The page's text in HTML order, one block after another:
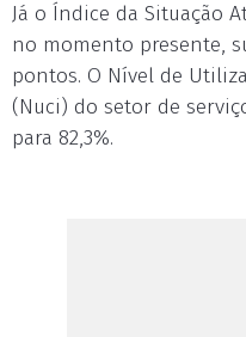
Já o Índice da Situação
no momento presente,
pontos. O Nível de
(Nuci) do setor de
para 82,3%.